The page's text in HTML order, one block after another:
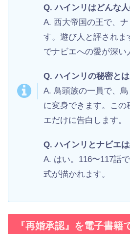
Q. ハインリはどんな
A. 西大帝国の王で、
す。遊び人と評されま
でナビエへの愛が深い
Q. ハインリの秘密とは
A. 鳥頭族の一員で、
に変身できます。この
エだけに告白します。
Q. ハインリとナビエ
A. はい。116〜117話
式が描かれます。
『再婚承認』を電子書籍